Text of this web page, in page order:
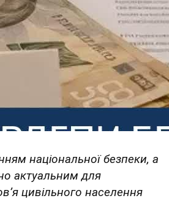
національної безпеки, а
актуальним для
цивільного населення